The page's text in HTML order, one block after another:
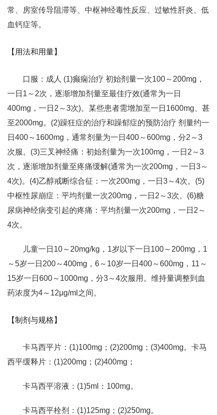
常、房室传导阻滞等、中枢神经毒性反应、过敏性肝炎、低
血钙症等。
【用法和用量】
口服：成人 (1)癫痫治疗 初始剂量一次100～200mg，
一日1～2次，逐渐增加剂量至最佳疗效(通常为一日
400mg，一日2～3次)。某些患者需增加至一日1600mg、甚
至2000mg。(2)躁狂症的治疗和躁郁症的预防治疗 剂量约一
日400～1600mg，通常剂量为一日400～600mg，分2～3
次服。(3)三叉神经痛：初始剂量为一次100mg，一日2～3
次，逐渐增加剂量至疼痛缓解(通常为一次200mg，一日3～
4次)。(4)乙醇戒断综合征：一次200mg，一日3～4次。(5)
中枢性尿崩症：平均剂量一次200mg，一日2～3次。(6)糖
尿病神经病变引起的疼痛：平均剂量一次200mg，一日2～
4次。
儿童一日10～20mg/kg，1岁以下一日100～200mg，1
～5岁一日200～400mg，6～10岁一日400～600mg，11～
15岁一日600～1000mg，分3～4次服用。维持量调整到血
药浓度为4～12μg/ml之间。
【制剂与规格】
卡马西平片：(1)100mg；(2)200mg；(3)400mg。卡马
西平缓释片：(1)200mg；(2)400mg；
卡马西平溶液：(1)5ml：100mg。
卡马西平栓剂：(1)125mg；(2)250mg。